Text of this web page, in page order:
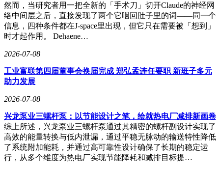
然而，当研究者用一把全新的「手术刀」切开Claude的神经网
络中间层之后，直接发现了两个它咽回肚子里的词——同一个
信息，四种条件都在J-space里出现，但它只在需要被「想到」
时才起作用。 Dehaene…
2026-07-08
工业富联第四届董事会换届完成 郑弘孟连任要职 新班子多元
助力发展
2026-07-08
兴龙泵业三螺杆泵：以节能设计之笔，绘就热电厂减排新画卷
综上所述，兴龙泵业三螺杆泵通过其精密的螺杆副设计实现了
高效的能量转换与低内泄漏，通过平稳无脉动的输送特性降低
了系统附加能耗，并通过高可靠性设计确保了长期的稳定运
行，从多个维度为热电厂实现节能降耗和减排目标提…